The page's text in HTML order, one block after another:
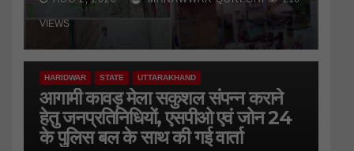
VIEWS
HARIDWAR STATE UTTARAKHAND
आगामी कावड़ मेला सकुशल संपन्न कराने
हेतु जनप्रतिनिधियों, एसपीओ एवं जोन 24
के पुलिस बल के साथ की गई वार्ता